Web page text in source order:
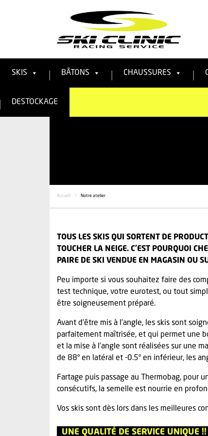
SKIS BÂTONS CHAUSSURES
DESTOCKAGE
Accueil > Notre atelier
TOUS LES SKIS QUI SORTENT DE
TOUCHER LA NEIGE. C’EST POURQUOI
PAIRE DE SKI VENDUE EN MAGASIN OU
Peu importe si vous souhaitez faire des
test technique, votre eurotest, ou tout
être soigneusement préparé.
Avant d’être mis à l’angle, les skis sont
parfaitement maîtrisée, et qui permet une
et la mise à l’angle sont réalisées sur une
de 88° en latéral et -0.5° en inférieur, les
Fartage puis passage au Thermobag, pour
consécutifs, la semelle est nourrie en
Vos skis sont dès lors dans les meilleures
UNE QUALITÉ DE SERVICE UNIQUE !!